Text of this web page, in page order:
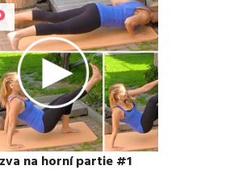
na horní partie #1